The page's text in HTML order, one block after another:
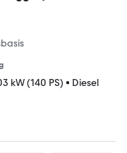
kW (140 PS) • Diesel